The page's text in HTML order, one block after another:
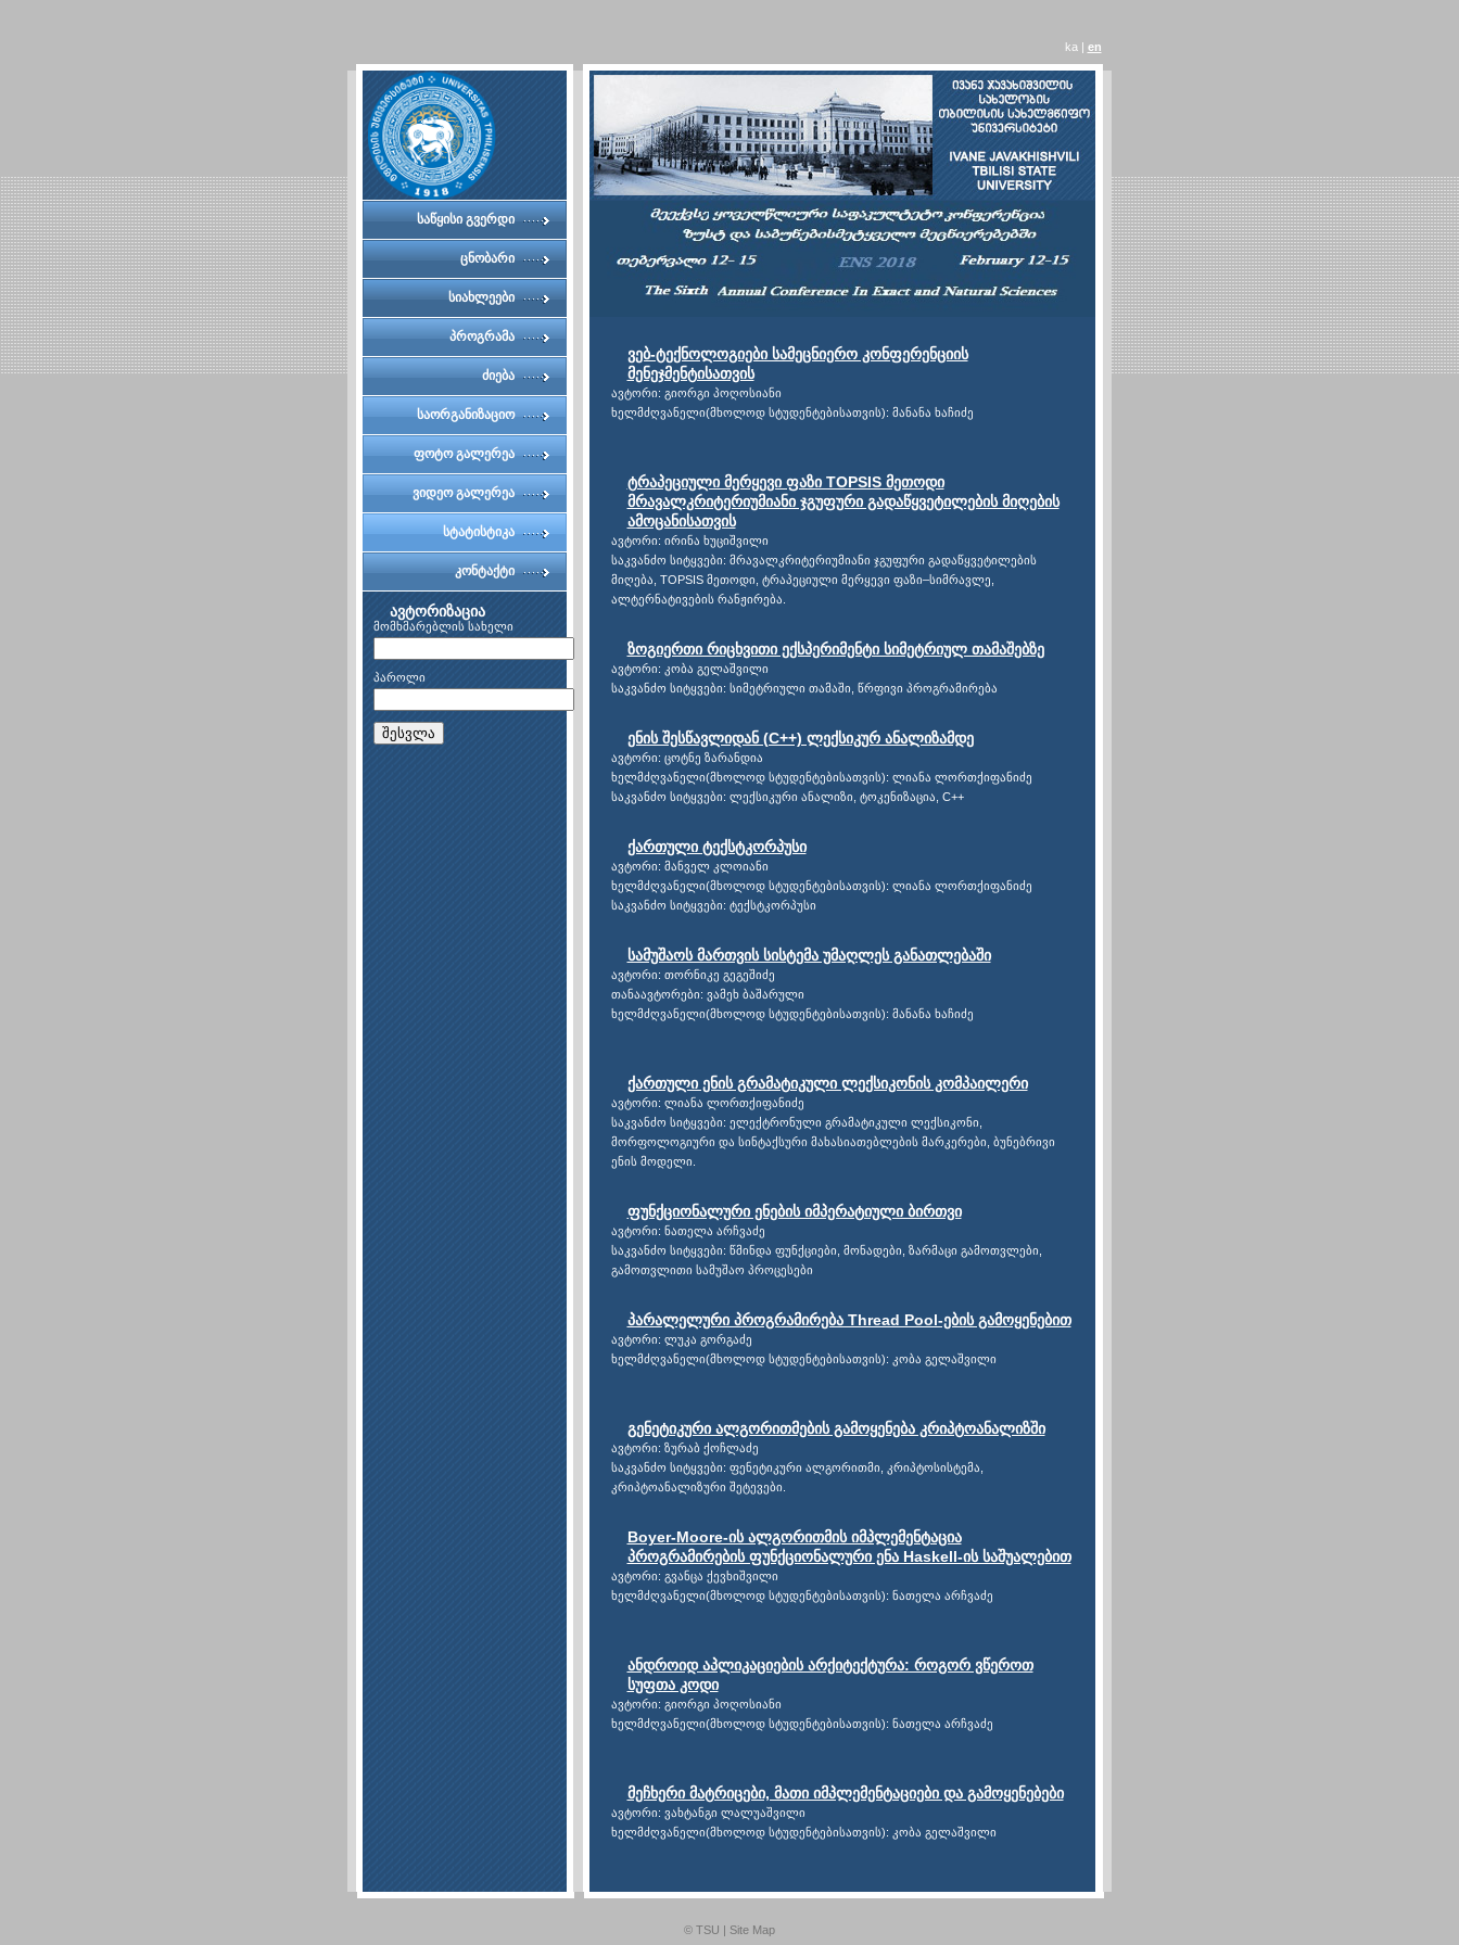
ka | en
საწყისი გვერდი
ცნობარი
სიახლეები
პროგრამა
ძიება
საორგანიზაციო
კომიტეტი
ფოტო გალერეა
ვიდეო გალერეა
სტატისტიკა
კონტაქტი
ავტორიზაცია
მომხმარებლის სახელი
პაროლი
შესვლა
ვებ-ტექნოლოგიები სამეცნიერო კონფერენციის
მენეჯმენტისათვის
ავტორი: გიორგი პოღოსიანი
ხელმძღვანელი(მხოლოდ სტუდენტებისათვის): მანანა ხაჩიძე
ტრაპეციული მერყევი ფაზი TOPSIS მეთოდი
მრავალკრიტერიუმიანი ჯგუფური გადაწყვეტილების მიღების
ამოცანისათვის
ავტორი: ირინა ხუციშვილი
საკვანძო სიტყვები: მრავალკრიტერიუმიანი ჯგუფური გადაწყვეტილების
მიღება, TOPSIS მეთოდი, ტრაპეციული მერყევი ფაზი–სიმრავლე,
ალტერნატივების რანჟირება.
ზოგიერთი რიცხვითი ექსპერიმენტი სიმეტრიულ თამაშებზე
ავტორი: კობა გელაშვილი
საკვანძო სიტყვები: სიმეტრიული თამაში, წრფივი პროგრამირება
ენის შესწავლიდან (C++) ლექსიკურ ანალიზამდე
ავტორი: ცოტნე ზარანდია
ხელმძღვანელი(მხოლოდ სტუდენტებისათვის): ლიანა ლორთქიფანიძე
საკვანძო სიტყვები: ლექსიკური ანალიზი, ტოკენიზაცია, C++
ქართული ტექსტკორპუსი
ავტორი: მანველ კლოიანი
ხელმძღვანელი(მხოლოდ სტუდენტებისათვის): ლიანა ლორთქიფანიძე
საკვანძო სიტყვები: ტექსტკორპუსი
სამუშაოს მართვის სისტემა უმაღლეს განათლებაში
ავტორი: თორნიკე გეგეშიძე
თანაავტორები: ვამეხ ბაშარული
ხელმძღვანელი(მხოლოდ სტუდენტებისათვის): მანანა ხაჩიძე
ქართული ენის გრამატიკული ლექსიკონის კომპაილერი
ავტორი: ლიანა ლორთქიფანიძე
საკვანძო სიტყვები: ელექტრონული გრამატიკული ლექსიკონი,
მორფოლოგიური და სინტაქსური მახასიათებლების მარკერები, ბუნებრივი
ენის მოდელი.
ფუნქციონალური ენების იმპერატიული ბირთვი
ავტორი: ნათელა არჩვაძე
საკვანძო სიტყვები: წმინდა ფუნქციები, მონადები, ზარმაცი გამოთვლები,
გამოთვლითი სამუშაო პროცესები
პარალელური პროგრამირება Thread Pool-ების გამოყენებით
ავტორი: ლუკა გორგაძე
ხელმძღვანელი(მხოლოდ სტუდენტებისათვის): კობა გელაშვილი
გენეტიკური ალგორითმების გამოყენება კრიპტოანალიზში
ავტორი: ზურაბ ქოჩლაძე
საკვანძო სიტყვები: ფენეტიკური ალგორითმი, კრიპტოსისტემა,
კრიპტოანალიზური შეტევები.
Boyer-Moore-ის ალგორითმის იმპლემენტაცია
პროგრამირების ფუნქციონალური ენა Haskell-ის საშუალებით
ავტორი: გვანცა ქევხიშვილი
ხელმძღვანელი(მხოლოდ სტუდენტებისათვის): ნათელა არჩვაძე
ანდროიდ აპლიკაციების არქიტექტურა: როგორ ვწეროთ
სუფთა კოდი
ავტორი: გიორგი პოღოსიანი
ხელმძღვანელი(მხოლოდ სტუდენტებისათვის): ნათელა არჩვაძე
მეჩხერი მატრიცები, მათი იმპლემენტაციები და გამოყენებები
ავტორი: ვახტანგი ლალუაშვილი
ხელმძღვანელი(მხოლოდ სტუდენტებისათვის): კობა გელაშვილი
© TSU | Site Map